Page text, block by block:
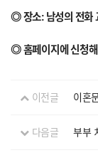
◎ 장소: 남성의 전화
◎ 홈페이지에 신청
이전글 이혼
다음글
부부